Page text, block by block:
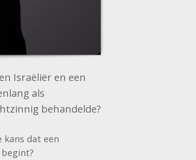
Israëliër en een
als
behandelde?
kans dat een